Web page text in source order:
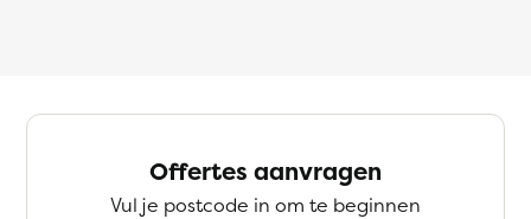
Offertes aanvragen
Vul je postcode in om te beginnen